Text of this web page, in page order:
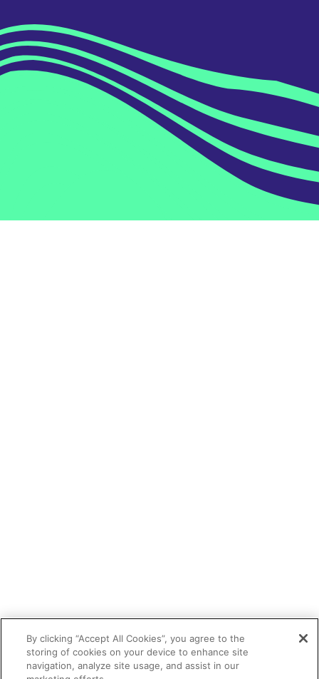
By clicking “Accept All Cookies”, you agree to the
storing of cookies on your device to enhance site
navigation, analyze site usage, and assist in our